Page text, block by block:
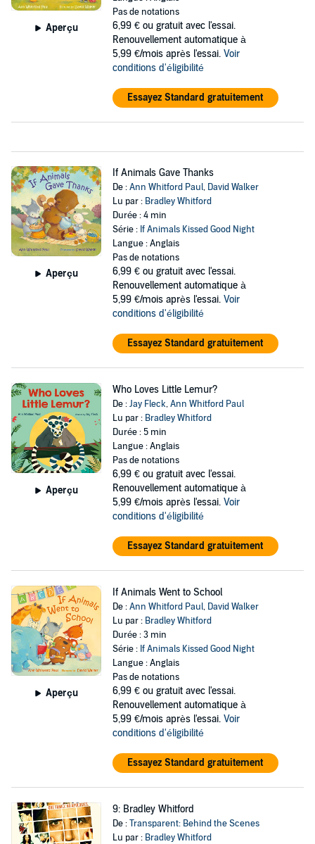
Aperçu
Pas de notations
6,99 € ou gratuit avec l'essai.
Renouvellement automatique à
5,99 €/mois après l'essai. Voir
conditions d'éligibilité
Essayez Standard gratuitement
Aperçu
If Animals Gave Thanks
De :Ann Whitford Paul, David Walker
Lu par : Bradley Whitford
Durée : 4 min
Série : If Animals Kissed Good Night
Langue : Anglais
Pas de notations
6,99 € ou gratuit avec l'essai.
Renouvellement automatique à
5,99 €/mois après l'essai. Voir
conditions d'éligibilité
Essayez Standard gratuitement
Aperçu
Who Loves Little Lemur?
De :Jay Fleck,Ann Whitford Paul
Lu par : Bradley Whitford
Durée : 5 min
Langue : Anglais
Pas de notations
6,99 € ou gratuit avec l'essai.
Renouvellement automatique à
5,99 €/mois après l'essai. Voir
conditions d'éligibilité
Essayez Standard gratuitement
Aperçu
If Animals Went to School
De :Ann Whitford Paul, David Walker
Lu par : Bradley Whitford
Durée : 3 min
Série : If Animals Kissed Good Night
Langue : Anglais
Pas de notations
6,99 € ou gratuit avec l'essai.
Renouvellement automatique à
5,99 €/mois après l'essai. Voir
conditions d'éligibilité
Essayez Standard gratuitement
9: Bradley Whitford
De :Transparent: Behind the Scenes
Lu par : Bradley Whitford